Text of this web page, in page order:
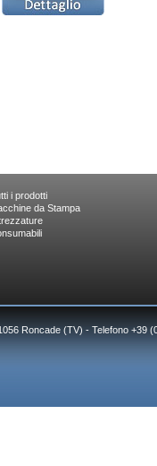
i prodotti
da Stampa
Roncade (TV) - Telefono